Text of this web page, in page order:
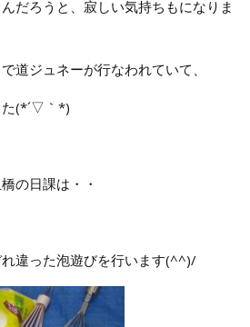
だろうと、寂しい気持ちもになりま
道ジュネーが行なわれていて、
た(*´▽｀*)
の日課は・・
違った泡遊びを行います(^^)/